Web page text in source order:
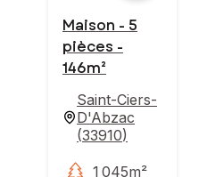
Maison - 5
pièces -
146m²
Saint-Ciers-
D'Abzac
(33910)
1 045m²